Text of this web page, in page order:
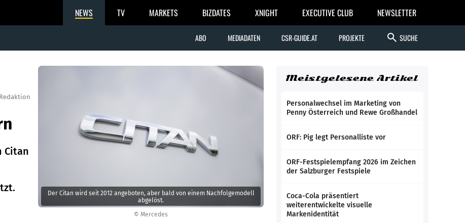
NEWS TV MARKETS BIZDATES XNIGHT EXECUTIVE CLUB NEWSLETTER
ABO MEDIADATEN CSR-GUIDE.AT PROJEKTE search SUCHE
© Mercedes
Der Citan wird seit 2012 angeboten, aber bald von einem Nachfolgemodell
abgelöst.
Redaktion
Citan
Meistgelesene Artikel
Personalwechsel im Marketing von
Penny Österreich und Rewe Großhandel
ORF: Pig legt Personalliste vor
ORF-Festspielempfang 2026 im Zeichen
der Salzburger Festspiele
Coca-Cola präsentiert
weiterentwickelte visuelle
Markenidentität